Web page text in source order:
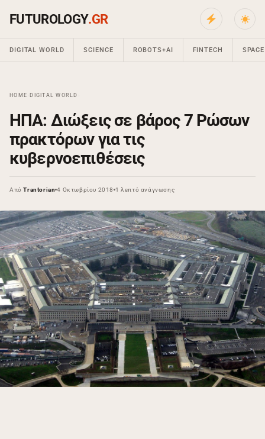
FUTUROLOGY.GR
DIGITAL WORLD SCIENCE ROBOTS+AI FINTECH SPACE
HOME DIGITAL WORLD
ΗΠΑ: Διώξεις σε βάρος 7 Ρώσων
πρακτόρων για τις
κυβερνοεπιθέσεις
ΑπόTrantorian 4 Οκτωβρίου 2018 1 λεπτό ανάγνωσης